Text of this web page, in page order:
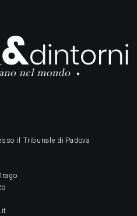
il Tribunale di Padova